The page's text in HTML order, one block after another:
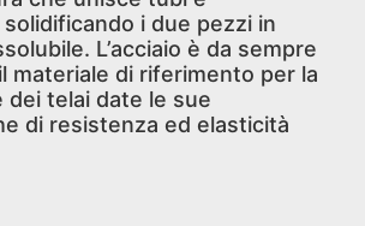
i due pezzi in
L’acciaio è da sempre
materiale di riferimento per la
dei telai date le sue
di resistenza ed elasticità